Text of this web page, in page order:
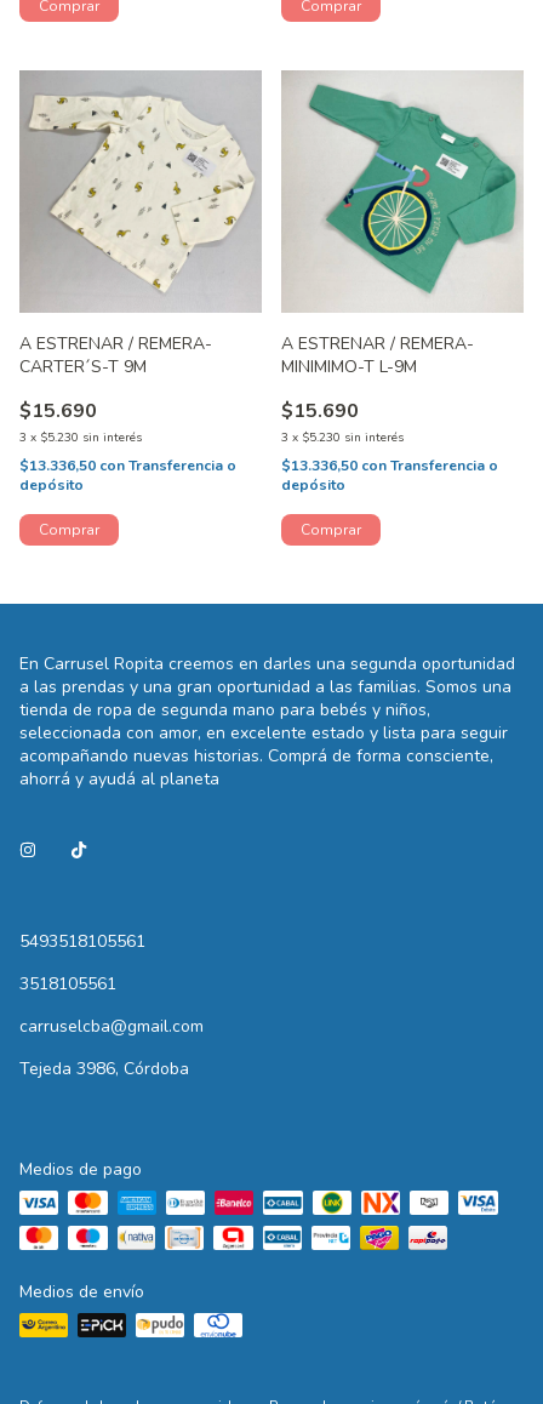
A ESTRENAR / REMERA-
CARTER´S-T 9M
$15.690
3 x $5.230 sin interés
$13.336,50 conTransferencia o
depósito
A ESTRENAR / REMERA-
MINIMIMO-T L-9M
$15.690
3 x $5.230 sin interés
$13.336,50 conTransferencia o
depósito
En Carrusel Ropita creemos en darles una segunda oportunidad
a las prendas y una gran oportunidad a las familias. Somos una
tienda de ropa de segunda mano para bebés y niños,
seleccionada con amor, en excelente estado y lista para seguir
acompañando nuevas historias. Comprá de forma consciente,
ahorrá y ayudá al planeta
5493518105561
3518105561
carruselcba@gmail.com
Tejeda 3986, Córdoba
Medios de pago
Medios de envío